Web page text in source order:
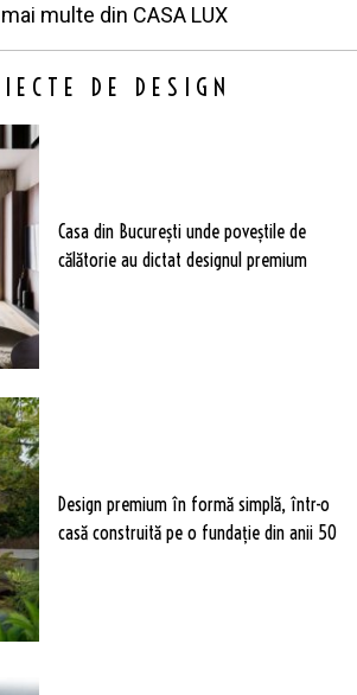
multe din CASA LUX
DE DESIGN
Casa din București unde poveștile de
călătorie au dictat designul premium
Design premium în formă simplă, într-o
casă construită pe o fundație din anii 50